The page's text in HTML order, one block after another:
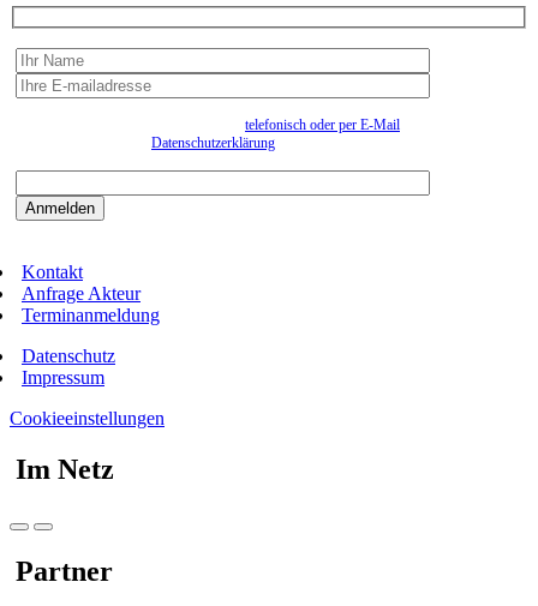
telefonisch oder per E-Mail
Datenschutzerklärung
Kontakt
Anfrage Akteur
Terminanmeldung
Datenschutz
Impressum
Cookieeinstellungen
Im Netz
Partner